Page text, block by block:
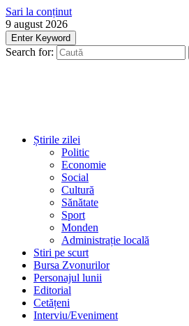
Sari la conținut
9 august 2026
Enter Keyword
Search for:
Știrile zilei
Politic
Economie
Social
Cultură
Sănătate
Sport
Monden
Administrație locală
Stiri pe scurt
Bursa Zvonurilor
Personajul lunii
Editorial
Cetățeni
Interviu/Eveniment